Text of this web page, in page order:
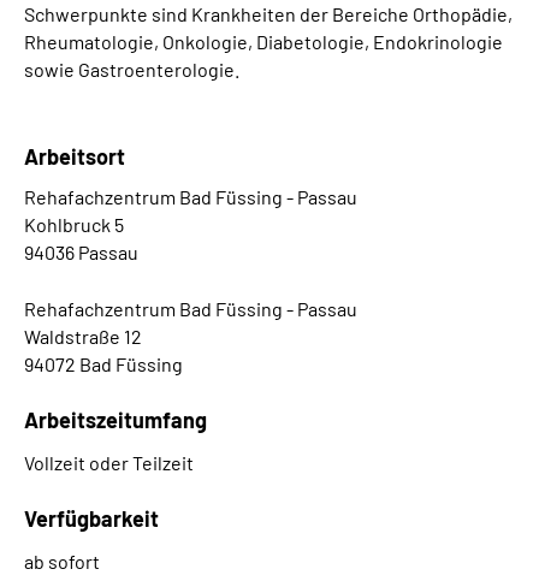
Schwerpunkte sind Krankheiten der Bereiche Orthopädie,
Rheumatologie, Onkologie, Diabetologie, Endokrinologie
sowie Gastroenterologie.
Arbeitsort
Rehafachzentrum Bad Füssing - Passau
Kohlbruck 5
94036 Passau
Rehafachzentrum Bad Füssing - Passau
Waldstraße 12
94072 Bad Füssing
Arbeitszeitumfang
Vollzeit oder Teilzeit
Verfügbarkeit
ab sofort